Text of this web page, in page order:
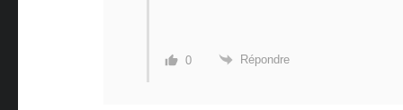
0 Répondre